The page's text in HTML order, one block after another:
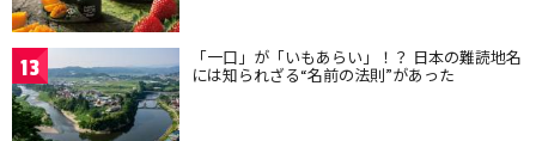
13 「一口」が「いもあらい」！？ 日本の難読地名
には知られざる“名前の法則”があった